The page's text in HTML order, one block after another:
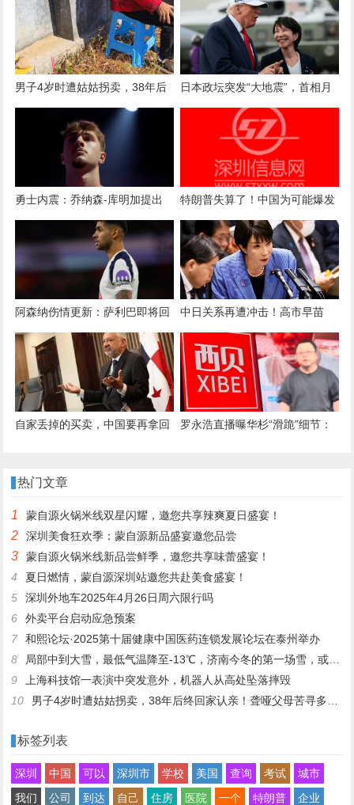
男子4岁时遭姑姑拐卖，38年后
终回家认亲！聋哑父母苦寻多
年，母亲已抱憾离世丨红星寻人
日本政坛突发“大地震”，首相月
底或换人？高市早苗找上李在
明，中国被点名
勇士内震：乔纳森-库明加提出
交易请求，管理层面临关键抉择
特朗普失算了！中国为可能爆发
的“大战”办了一场史无前例的演
习
阿森纳伤情更新：萨利巴即将回
归，加布里埃尔与哈弗茨仍需等
待
中日关系再遭冲击！高市早苗
75%支持率逆势上涨，55%日民
认可其“台海有事”涉台挑衅言论
自家丢掉的买卖，中国要再拿回
抓住
罗永浩直播曝华杉“滑跪”细节：
热门文章
1 蒙自源火锅米线双星闪耀，邀您共享辣爽夏日盛宴！
2 深圳美食狂欢季：蒙自源新品盛宴邀您品尝
3
蒙自源火锅米线新品尝鲜季，邀您共享味蕾盛宴！
4
夏日燃情，蒙自源深圳站邀您共赴美食盛宴！
5
深圳外地车2025年4月26日周六限行吗
6
外卖平台启动应急预案
7
和熙论坛·2025第十届健康中国医药连锁发展论坛在泰州举办
8
局部中到大雪，最低气温降至-13℃，济南今冬的第一场雪，或跟去年同一时间！
9
上海科技馆一表演中突发意外，机器人从高处坠落摔毁
10
男子4岁时遭姑姑拐卖，38年后终回家认亲！聋哑父母苦寻多年，母亲已抱憾离世丨红星寻人
标签列表
深圳 中国 可以 深圳市 学校 美国 查询 考试
城市
我们
公司 到达 自己 住房 医院 一个 特朗普 企业